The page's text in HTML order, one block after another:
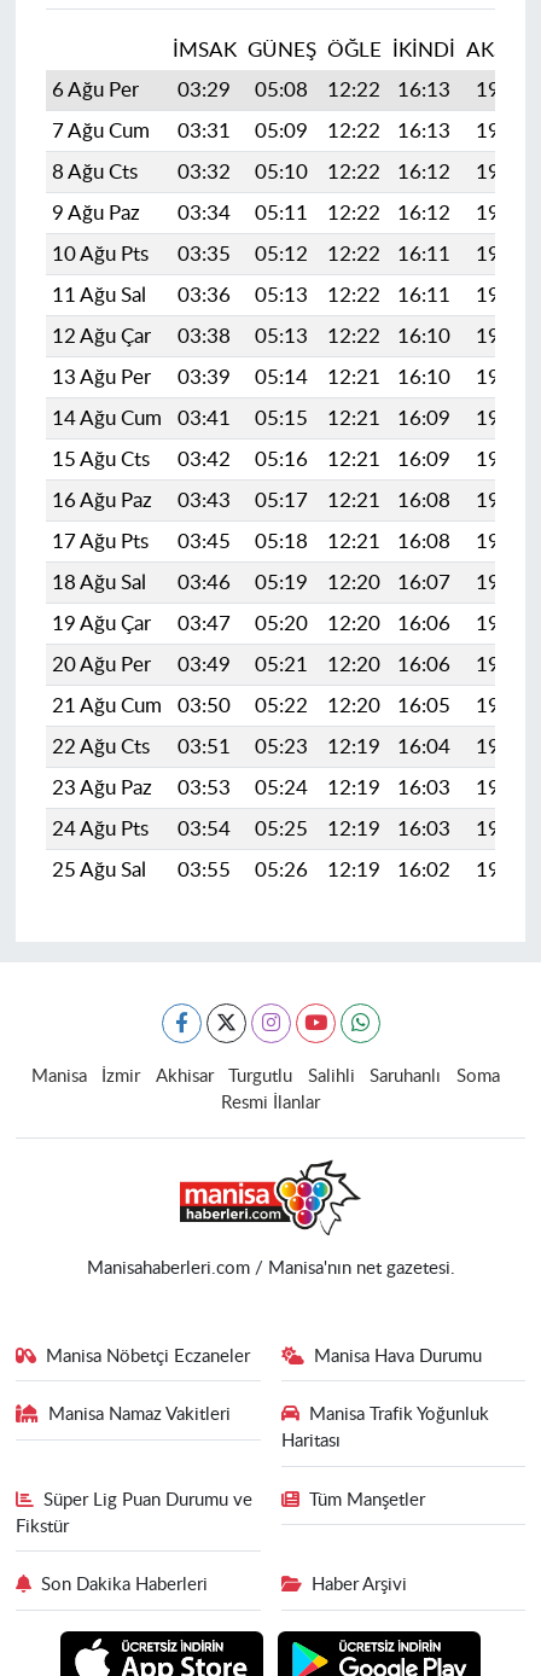
İMSAK GÜNEŞ ÖĞLE İKINDI
AKŞAM
6 Ağu Per
03:29 05:08 12:22 16:13
19:27
7 Ağu Cum
03:31 05:09 12:22 16:13
19:26
8 Ağu Cts
03:32 05:10 12:22 16:12
19:25
9 Ağu Paz
03:34 05:11 12:22 16:12
19:23
10 Ağu Pts
03:35 05:12 12:22 16:11
19:22
11 Ağu Sal
03:36 05:13 12:22 16:11
19:21
12 Ağu Çar
03:38 05:13 12:22 16:10
19:20
13 Ağu Per
03:39 05:14 12:21 16:10
19:18
14 Ağu Cum
03:41 05:15 12:21 16:09
19:17
15 Ağu Cts
03:42 05:16 12:21 16:09
19:16
16 Ağu Paz
03:43 05:17 12:21 16:08
19:14
17 Ağu Pts
03:45 05:18 12:21 16:08
19:13
18 Ağu Sal
03:46 05:19 12:20 16:07
19:12
19 Ağu Çar
03:47 05:20 12:20 16:06
19:10
20 Ağu Per
03:49 05:21 12:20 16:06
19:09
21 Ağu Cum
03:50 05:22 12:20 16:05
19:08
22 Ağu Cts
03:51 05:23 12:19 16:04
19:06
23 Ağu Paz
03:53 05:24 12:19 16:03
19:05
24 Ağu Pts
03:54 05:25 12:19 16:03
19:03
25 Ağu Sal
03:55 05:26 12:19 16:02 19:02
Manisa İzmir Akhisar Turgutlu Salihli Saruhanlı
Soma
Resmi İlanlar
Manisahaberleri.com / Manisa'nın net gazetesi.
Manisa Nöbetçi Eczaneler Manisa Hava Durumu
Manisa Namaz Vakitleri
Manisa Trafik Yoğunluk
Haritası
Süper Lig Puan Durumu ve
Fikstür
Tüm Manşetler
Son Dakika Haberleri Haber Arşivi